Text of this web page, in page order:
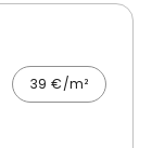
39 €/m²